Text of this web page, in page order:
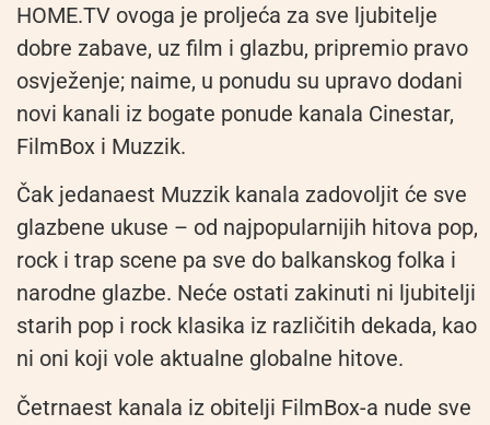
HOME.TV ovoga je proljeća za sve ljubitelje
dobre zabave, uz film i glazbu, pripremio pravo
osvježenje; naime, u ponudu su upravo dodani
novi kanali iz bogate ponude kanala Cinestar,
FilmBox i Muzzik.
Čak jedanaest Muzzik kanala zadovoljit će sve
glazbene ukuse – od najpopularnijih hitova pop,
rock i trap scene pa sve do balkanskog folka i
narodne glazbe. Neće ostati zakinuti ni ljubitelji
starih pop i rock klasika iz različitih dekada, kao
ni oni koji vole aktualne globalne hitove.
Četrnaest kanala iz obitelji FilmBox-a nude sve